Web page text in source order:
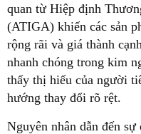
quan từ Hiệp định
(ATIGA) khiến các sản
rộng rãi và giá thành
nhanh chóng trong kim
thấy thị hiếu của người
hướng thay đổi rõ rệt.
Nguyên nhân dẫn đến